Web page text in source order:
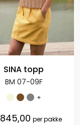
SINA topp
BM 07-09F
+
845,00 per pakke